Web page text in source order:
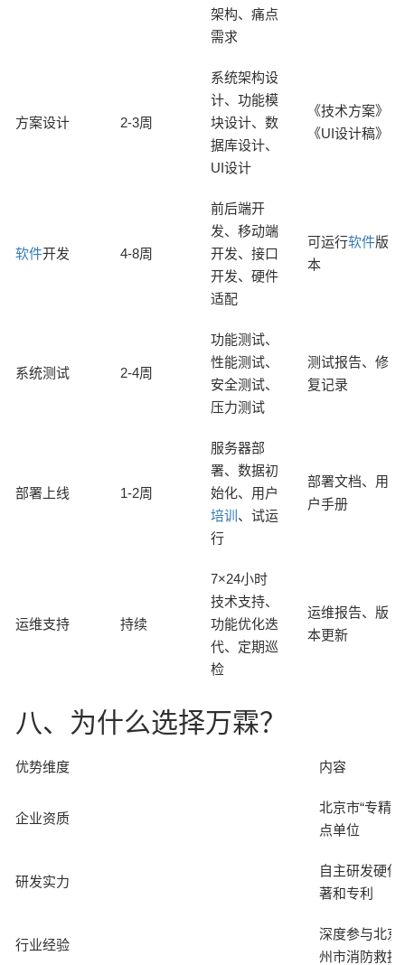
架构、痛点
需求
方案设计 2-3周
系统架构设
计、功能模
块设计、数
据库设计、
UI设计
《技术方案》
《UI设计稿》
软件开发 4-8周
前后端开
发、移动端
开发、接口
开发、硬件
适配
可运行软件版
本
系统测试 2-4周
功能测试、
性能测试、
安全测试、
压力测试
测试报告、修
复记录
部署上线 1-2周
服务器部
署、数据初
始化、用户
培训 、试运
行
部署文档、用
户手册
运维支持 持续
7×24小时
技术支持、
功能优化迭
代、定期巡
检
运维报告、版
本更新
八、为什么选择万霖？
优势维度 内容
企业资质
北京市“专精
点单位
研发实力
自主研发硬件
著和专利
行业经验
深度参与北京
州市消防救援